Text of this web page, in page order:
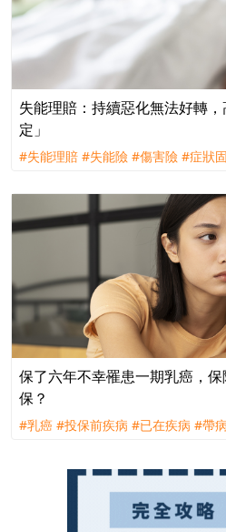
失能理賠：持續惡化無法好轉
定」
#失能理賠 #失能險 #傷害險 #症狀
保了六年不幸罹患一期乳癌，
保？
#乳癌 #投保前疾病 #已在疾病 #帶